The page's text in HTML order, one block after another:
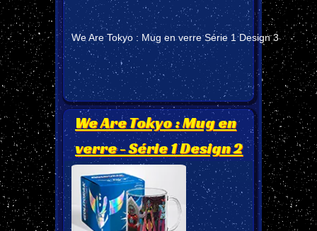
We Are Tokyo : Mug en verre Série 1 Design 3
We Are Tokyo : Mug en
verre - Série 1 Design 2